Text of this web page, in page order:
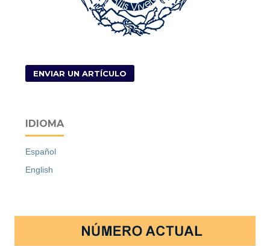
ENVIAR UN ARTÍCULO
IDIOMA
Español
English